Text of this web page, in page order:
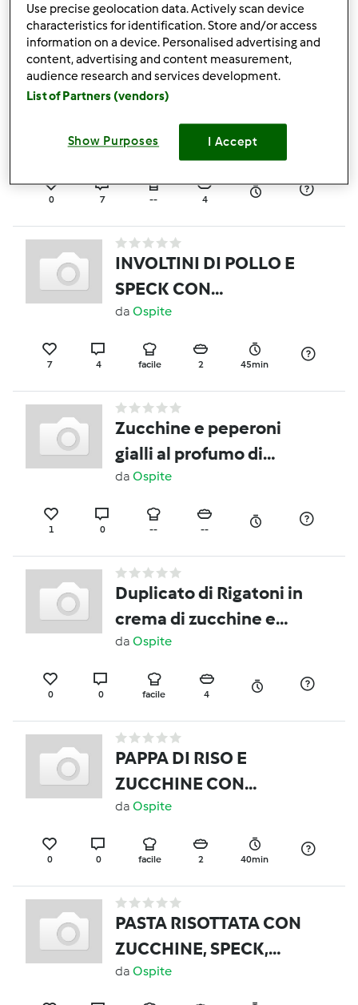
Torta salata ai fiori di
zucchine e formaggi
daammila
0 7 -- 4
INVOLTINI DI POLLO E
SPECK CON
CONTORNO DI
ZUCCHINE
da Ospite
7 4 facile 2 45min
Zucchine e peperoni
gialli al profumo di
menta
da Ospite
1 0 -- --
Duplicato di Rigatoni in
crema di zucchine e
pancetta dolce
da Ospite
0 0 facile 4
PAPPA DI RISO E
ZUCCHINE CON
TACCHINO
MULTIPORZIONE (7-9
MESI)
da Ospite
0 0 facile 2 40min
PASTA RISOTTATA CON
ZUCCHINE, SPECK,
POMODORINI E
FORMAGGIO
da Ospite
Use precise geolocation data. Actively scan device
characteristics for identification. Store and/or access
information on a device. Personalised advertising and
content, advertising and content measurement,
audience research and services development.
List of Partners (vendors)
Show Purposes I Accept